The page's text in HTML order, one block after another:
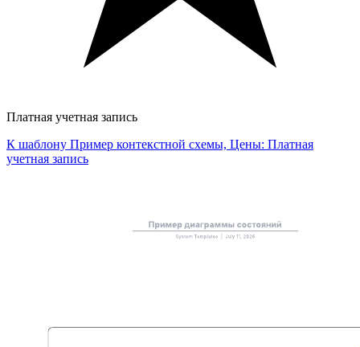
Платная учетная запись
К шаблону Пример контекстной схемы, Цены: Платная
учетная запись